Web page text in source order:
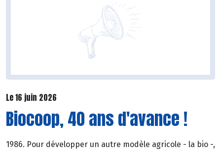
Le 16 juin 2026
Biocoop, 40 ans d'avance !
1986. Pour développer un autre modèle agricole - la bio -,